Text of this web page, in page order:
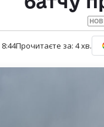
Прочитаєте за: 4хв.